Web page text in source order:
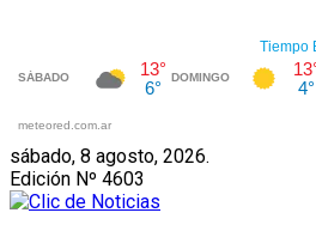
sábado, 8 agosto, 2026.
Edición Nº 4603